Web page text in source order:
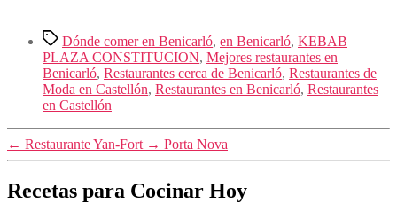
Etiquetas
Dónde comer en Benicarló, en Benicarló, KEBAB
PLAZA CONSTITUCION, Mejores restaurantes en
Benicarló, Restaurantes cerca de Benicarló, Restaurantes de
Moda en Castellón, Restaurantes en Benicarló, Restaurantes
en Castellón
← Restaurante Yan-Fort → Porta Nova
Recetas para Cocinar Hoy